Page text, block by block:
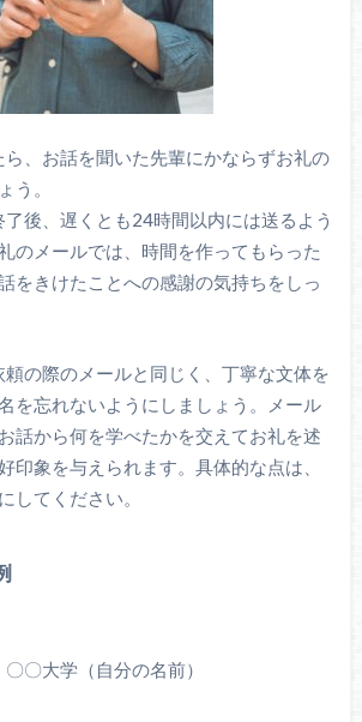
、お話を聞いた先輩にかならずお礼の
う。
了後、遅くとも24時間以内には送るよう
のメールでは、時間を作ってもらった
をきけたことへの感謝の気持ちをしっ
頼の際のメールと同じく、丁寧な文体を
を忘れないようにしましょう。メール
話から何を学べたかを交えてお礼を述
印象を与えられます。具体的な点は、
してください。
〇〇大学（自分の名前）